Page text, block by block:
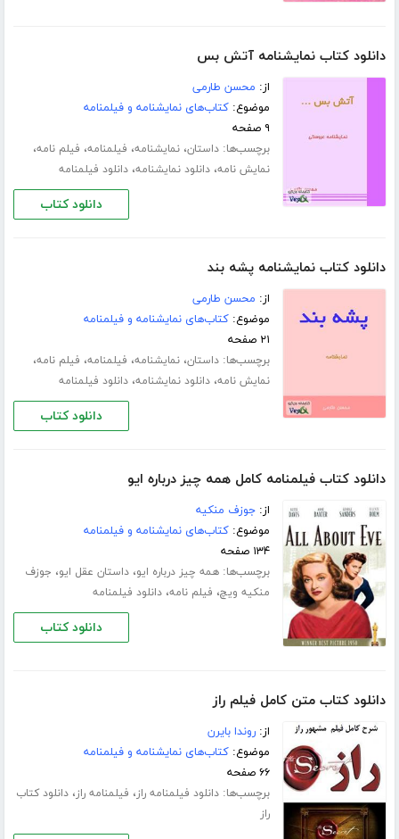
دانلود کتاب نمایشنامه آتش بس
از: محسن طارمی
موضوع:کتاب‌های نمایشنامه و فیلمنامه
۹ صفحه
برچسب‌ها:داستان،نمایشنامه، فیلمنامه، فیلم نامه،
نمایش نامه،دانلود نمایشنامه،دانلود فیلمنامه
دانلود کتاب
دانلود کتاب نمایشنامه پشه بند
از: محسن طارمی
موضوع:کتاب‌های نمایشنامه و فیلمنامه
۲۱ صفحه
برچسب‌ها:داستان،نمایشنامه، فیلمنامه، فیلم نامه،
نمایش نامه،دانلود نمایشنامه،دانلود فیلمنامه
دانلود کتاب
دانلود کتاب فیلمنامه کامل همه چیز درباره ایو
از:جوزف منکیه
موضوع:کتاب‌های نمایشنامه و فیلمنامه
۱۳۴ صفحه
برچسب‌ها:همه چیز درباره ایو،داستان عقل ایو، جوزف
منکیه ویچ، فیلم نامه،دانلود فیلمنامه
دانلود کتاب
دانلود کتاب متن کامل فیلم راز
از:روندا بایرن
موضوع:کتاب‌های نمایشنامه و فیلمنامه
۶۶ صفحه
برچسب‌ها:دانلود فیلمنامه راز، فیلمنامه راز،دانلود کتاب
راز